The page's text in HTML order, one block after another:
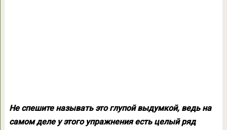
Не спешите называть это глупой выдумкой, ведь на
самом деле у этого упражнения есть целый ряд